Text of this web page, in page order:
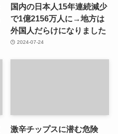
国内の日本人15年連続減少
で1億2156万人に→地方は
外国人だらけになりました
2024-07-24
激辛チップスに潜む危険